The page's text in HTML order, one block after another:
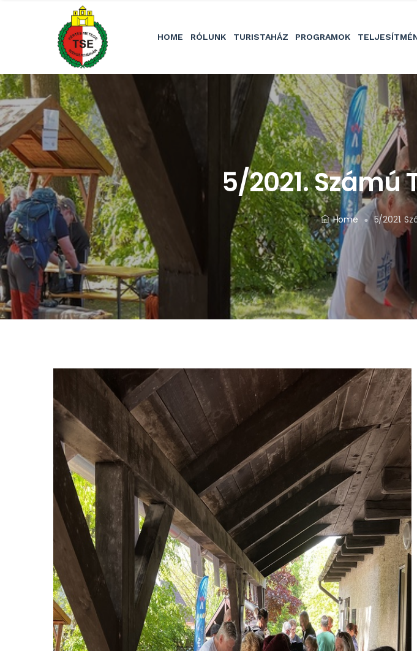
HOME RÓLUNK TURISTAHÁZ PROGRAMOK
5/2021. Számú
Home 5/2021.